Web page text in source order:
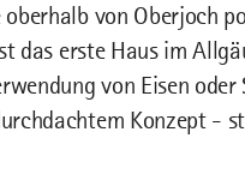
von Oberjoch
das erste Haus im
von Eisen
Konzept -